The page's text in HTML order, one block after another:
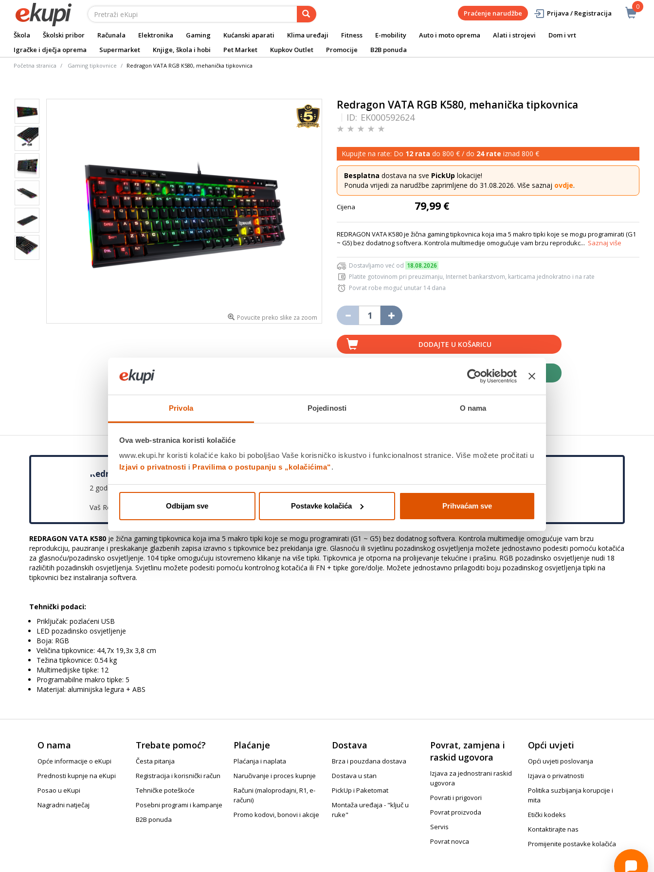
Privola Pojedinosti O nama
Ova web-stranica koristi kolačiće
www.ekupi.hr koristi kolačiće kako bi poboljšao Vaše korisničko iskustvo i funkcionalnost stranice. Više možete pročitati u
Izjavi o privatnosti i Pravilima o postupanju s „kolačićima“.
Odbijam sve Postavke kolačića Prihvaćam sve
0
Praćenje narudžbe Prijava / Registracija
Škola Školski pribor Računala Elektronika Gaming Kućanski aparati Klima uređaji Fitness E-mobility Auto i moto oprema Alati i strojevi
Dom i vrt
Igračke i dječja oprema
Supermarket Knjige, škola i hobi Pet Market Kupkov Outlet Promocije B2B ponuda
Početna stranica Gaming tipkovnice Redragon VATA RGB K580, mehanička tipkovnica
Povucite preko slike za zoom
Redragon VATA RGB K580, mehanička tipkovnica
ID: EK000592624
Kupujte na rate: Do 12 rata do 800 € / do 24 rate iznad 800 €
Besplatna dostava na sve PickUp lokacije!
Ponuda vrijedi za narudžbe zaprimljene do 31.08.2026. Više saznaj ovdje.
Cijena 79,99 €
REDRAGON VATA K580 je žična gaming tipkovnica koja ima 5 makro tipki koje se mogu programirati (G1
~ G5) bez dodatnog softvera. Kontrola multimedije omogućuje vam brzu reprodukc... Saznaj više
Dostavljamo već od 18.08.2026
Platite gotovinom pri preuzimanju, Internet bankarstvom, karticama jednokratno i na rate
Povrat robe moguć unutar 14 dana
DODAJTE U KOŠARICU
KUPITE ODMAH
Detalji proizvoda Specifikacije Ocjene
Redragon - pet godina garancije uz registraciju uređaja!
2 godine garancije + 3 dodatne godine PRODULJENE GARANCIJE nakon registracije nahttps://redragon.colby.si/hr/
Vaš Redragon uređaj potrebno je registrirati u roku najkasnije 30 dana od kupnje.
REDRAGON VATA K580 je žična gaming tipkovnica koja ima 5 makro tipki koje se mogu programirati (G1 ~ G5) bez dodatnog softvera. Kontrola multimedije omogućuje vam brzu
reprodukciju, pauziranje i preskakanje glazbenih zapisa izravno s tipkovnice bez prekidanja igre. Glasnoću ili svjetlinu pozadinskog osvjetljenja možete jednostavno podesiti pomoću kotačića
za glasnoću/pozadinsko osvjetljenje. 104 tipke omogućuju istovremeno klikanje na više tipki. Tipkovnica je otporna na prolijevanje tekućine i prašinu. RGB pozadinsko osvjetljenje nudi 18
različitih pozadinskih osvjetljenja. Svjetlinu možete podesiti pomoću kontrolnog kotačića ili FN + tipke gore/dolje. Možete jednostavno prilagoditi boju pozadinskog osvjetljenja tipki na
tipkovnici bez instaliranja softvera.
Tehnički podaci:
Priključak: pozlaćeni USB
LED pozadinsko osvjetljenje
Boja: RGB
Veličina tipkovnice: 44,7x 19,3x 3,8 cm
Težina tipkovnice: 0.54 kg
Multimedijske tipke: 12
Programabilne makro tipke: 5
Materijal: aluminijska legura + ABS
O nama
Opće informacije o eKupi
Prednosti kupnje na eKupi
Posao u eKupi
Nagradni natječaj
Trebate pomoć?
Česta pitanja
Registracija i korisnički račun
Tehničke poteškoće
Posebni programi i kampanje
B2B ponuda
Plaćanje
Plaćanja i naplata
Naručivanje i proces kupnje
Računi (maloprodajni, R1, e-
računi)
Promo kodovi, bonovi i akcije
Dostava
Brza i pouzdana dostava
Dostava u stan
PickUp i Paketomat
Montaža uređaja - "ključ u
ruke"
Povrat, zamjena i
raskid ugovora
Izjava za jednostrani raskid
ugovora
Povrati i prigovori
Povrat proizvoda
Servis
Povrat novca
Opći uvjeti
Opći uvjeti poslovanja
Izjava o privatnosti
Politika suzbijanja korupcije i
mita
Etički kodeks
Kontaktirajte nas
Promijenite postavke kolačića